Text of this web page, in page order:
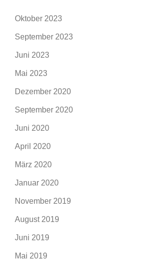
Oktober 2023
September 2023
Juni 2023
Mai 2023
Dezember 2020
September 2020
Juni 2020
April 2020
März 2020
Januar 2020
November 2019
August 2019
Juni 2019
Mai 2019